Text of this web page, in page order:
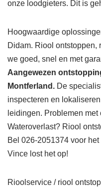
onze loodgieters. Dit is
Hoogwaardige
Didam. Riool ontstoppen,
we goed, snel en met
Aangewezen
Montferland. De
inspecteren en
leidingen. Problemen
Wateroverlast? Riool
Bel 026-2051374 voor
Vince lost het op!
Rioolservice / riool